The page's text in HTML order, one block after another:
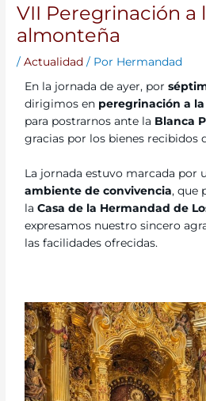
VII Peregrinación a
almonteña
/Actualidad / Por Hermandad
En la jornada de ayer, por
dirigimos en peregrinación a
para postrarnos ante la Blanca
gracias por los bienes recibidos
La jornada estuvo marcada por
ambiente de convivencia, que
laCasa de la Hermandad de
expresamos nuestro sincero
las facilidades ofrecidas.